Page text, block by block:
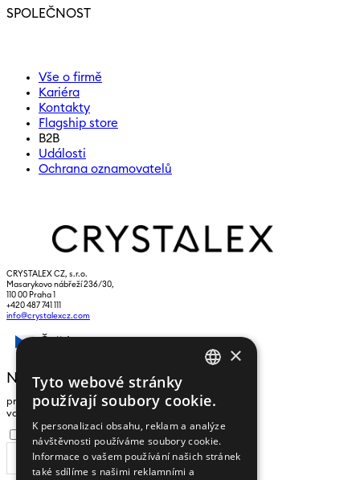
SPOLEČNOST
Vše o firmě
Kariéra
Kontakty
Flagship store
B2B
Události
Ochrana oznamovatelů
CRYSTALEX CZ, s.r.o.
Masarykovo nábřeží 236/30,
110 00 Praha 1
+420 487 741 111
info@crystalexcz.com
NEWSLETTER
pro zasílání zpráv a novinek zadejte prosím
vaši e-mailovou adresu
Souhlasím se zpracováním osobních údajů
ODEBÍRAT
×
Tyto webové stránky
používají soubory cookie.
K personalizaci obsahu, reklam a analýze
návštěvnosti používáme soubory cookie.
Informace o vašem používání našich stránek
také sdílíme s našimi reklamními a